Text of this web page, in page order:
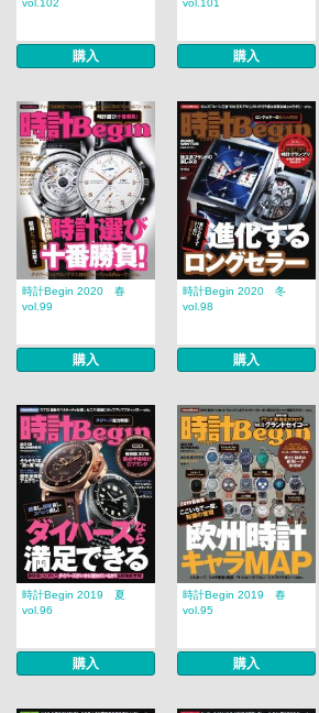
vol.102
購入
vol.101
購入
時計Begin 2020 春
vol.99
購入
時計Begin 2020 冬
vol.98
購入
時計Begin 2019 夏
vol.96
購入
時計Begin 2019 春
vol.95
購入